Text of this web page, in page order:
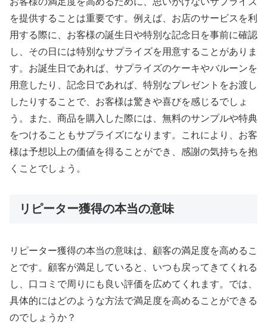
を提供することは重要です。例えば、お店のサービスを利
用する際に、お客様の誕生日や特別な記念日を事前に確認
し、その日には特別なサプライズを用意することがありま
す。お誕生日であれば、サプライズのケーキやバルーンを
用意したり、記念日であれば、特別なプレゼントをお渡し
したりすることで、お客様は驚きや喜びを感じるでしょ
う。また、商品を購入した際には、無料のサンプルや特典
をつけることもサプライズになります。これにより、お客
様は予想以上の価値を得ることができ、感謝の気持ちを抱
くことでしょう。
リピーター獲得の本当の意味
リピーター獲得の本当の意味は、顧客の満足度を高めるこ
とです。顧客が満足していると、いつも戻ってきてくれる
し、口コミで周りにも良い評価を広めてくれます。では、
具体的にはどのような方法で満足度を高めることができる
のでしょうか？